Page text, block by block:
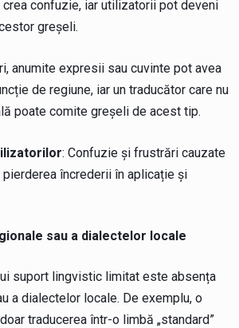
confuzie, iar utilizatorii pot deveni
greșeli.
anumite expresii sau cuvinte pot avea
de regiune, iar un traducător care nu
poate comite greșeli de acest tip.
: Confuzie și frustrări cauzate
încrederii în aplicație și
sau a dialectelor locale
suport lingvistic limitat este absența
a dialectelor locale. De exemplu, o
traducerea într-o limbă „standard”